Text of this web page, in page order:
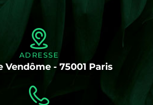
ADRESSE
Vendôme - 75001 Paris